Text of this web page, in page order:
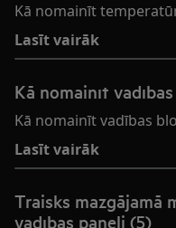
Kā nomainīt
Lasīt vairāk
Kā nomainīt
Kā nomainīt vadības
Lasīt vairāk
Traisks mazgājamā
vadības paneli (5)